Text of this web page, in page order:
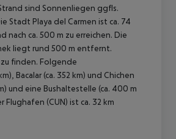
sind Sonnenliegen ggfls.
Stadt Playa del Carmen ist ca. 74
nach ca. 500 m zu erreichen. Die
liegt rund 500 m entfernt.
finden. Folgende
Bacalar (ca. 352 km) und Chichen
und eine Bushaltestelle (ca. 400 m
(CUN) ist ca. 32 km